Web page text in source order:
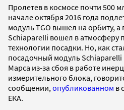
Пролетев в космосе почти 500
начале октября 2016 года
модуль TGO вышел на орбиту,
Schiaparelli вошел в атмосферу
технологии посадки. Но, как
посадочный модуль Schiaparelli
Марса из-за сбоя в работе
измерительного блока,
сообщении, опубликованном в
ЕКА.